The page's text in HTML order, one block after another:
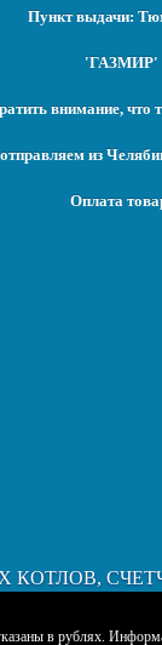
Пункт выдачи:
'ГАЗМИР' -
внимание, что
из
Оплата
КОТЛОВ,
в рублях.